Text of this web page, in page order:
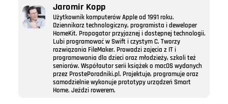
Jaromir Kopp
Użytkownik komputerów Apple od 1991 roku.
Dziennikarz technologiczny, programista i deweloper
HomeKit. Propagator przyjaznej i dostępnej technologii.
Lubi programować w Swift i czystym C. Tworzy
rozwiązania FileMaker. Prowadzi zajęcia z IT i
programowania dla dzieci oraz młodzieży, szkoli też
seniorów. Współautor serii książek o macOS wydanych
przez ProstePoradniki.pl. Projektuje, programuje oraz
samodzielnie wykonuje prototypy urządzeń Smart
Home. Jeździ rowerem.